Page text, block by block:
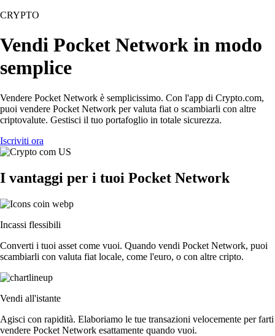
CRYPTO
Vendi Pocket Network in modo
semplice
Vendere Pocket Network è semplicissimo. Con l'app di Crypto.com,
puoi vendere Pocket Network per valuta fiat o scambiarli con altre
criptovalute. Gestisci il tuo portafoglio in totale sicurezza.
Iscriviti ora
I vantaggi per i tuoi Pocket Network
Incassi flessibili
Converti i tuoi asset come vuoi. Quando vendi Pocket Network, puoi
scambiarli con valuta fiat locale, come l'euro, o con altre cripto.
Vendi all'istante
Agisci con rapidità. Elaboriamo le tue transazioni velocemente per farti
vendere Pocket Network esattamente quando vuoi.